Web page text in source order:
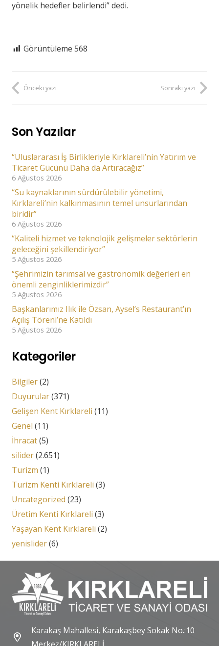
yönelik hedefler belirlendi” dedi.
Görüntüleme 568
Önceki yazı Sonraki yazı
Son Yazılar
“Uluslararası İş Birlikleriyle Kırklareli’nin Yatırım ve
Ticaret Gücünü Daha da Artıracağız”
6 Ağustos 2026
“Su kaynaklarının sürdürülebilir yönetimi,
Kırklareli’nin kalkınmasının temel unsurlarından
biridir”
6 Ağustos 2026
“Kaliteli hizmet ve teknolojik gelişmeler sektörlerin
geleceğini şekillendiriyor”
5 Ağustos 2026
“Şehrimizin tarımsal ve gastronomik değerleri en
önemli zenginliklerimizdir”
5 Ağustos 2026
Başkanlarımız Ilık ile Özsan, Aysel’s Restaurant’ın
Açılış Töreni’ne Katıldı
5 Ağustos 2026
Kategoriler
Bilgiler(2)
Duyurular(371)
Gelişen Kent Kırklareli (11)
Genel (11)
İhracat(5)
silider(2.651)
Turizm (1)
Turizm Kenti Kırklareli (3)
Uncategorized (23)
Üretim Kenti Kırklareli (3)
Yaşayan Kent Kırklareli (2)
yenislider(6)
Karakaş Mahallesi, Karakaşbey Sokak No.:10